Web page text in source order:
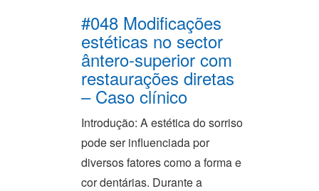
#048 Modificações
estéticas no sector
ântero-superior com
restaurações diretas
– Caso clínico
Introdução: A estética do sorriso
pode ser influenciada por
diversos fatores como a forma e
cor dentárias. Durante a